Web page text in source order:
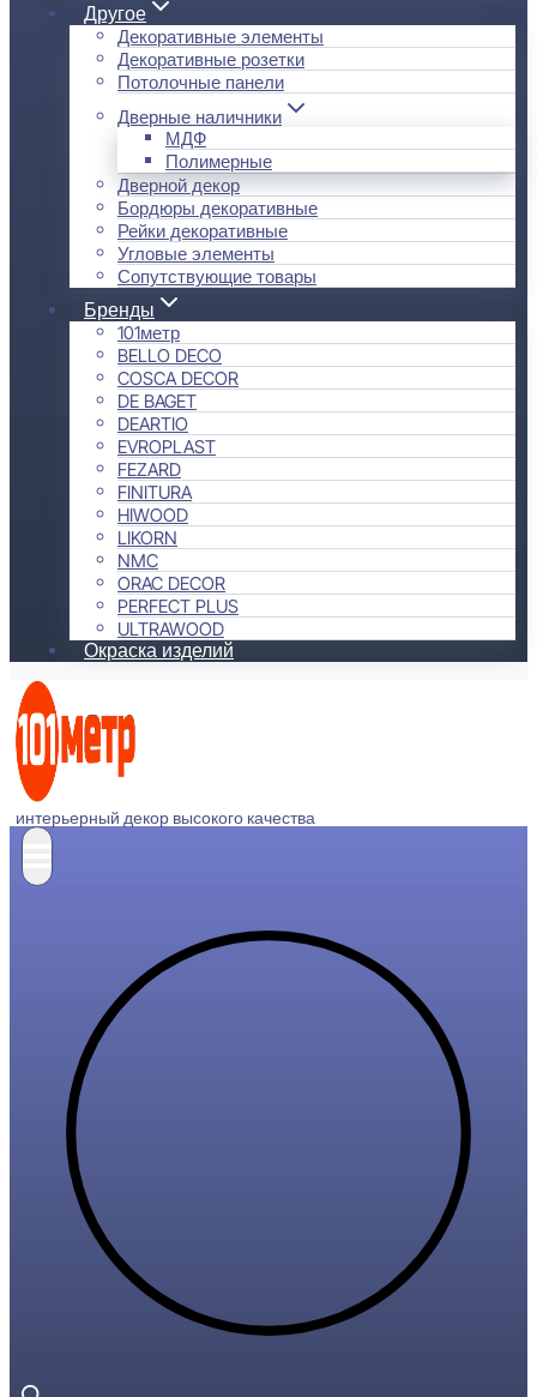
Другое
Декоративные элементы
Декоративные розетки
Потолочные панели
Дверные наличники
МДФ
Полимерные
Дверной декор
Бордюры декоративные
Рейки декоративные
Угловые элементы
Сопутствующие товары
Бренды
101метр
BELLO DECO
COSCA DECOR
DE BAGET
DEARTIO
EVROPLAST
FEZARD
FINITURA
HIWOOD
LIKORN
NMC
ORAC DECOR
PERFECT PLUS
ULTRAWOOD
Окраска изделий
интерьерный декор высокого качества